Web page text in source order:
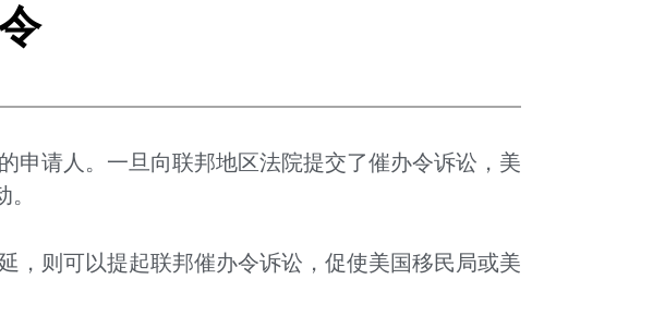
申请人。一旦向联邦地区法院提交了催办令诉讼，美
，则可以提起联邦催办令诉讼，促使美国移民局或美